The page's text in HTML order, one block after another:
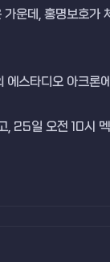
데, 홍명보호가
스타디오 아크론
, 25일 오전 10시